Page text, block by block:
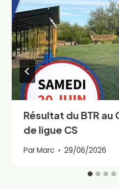
Résultat du BTR
de ligue CS
ParMarc 29/06/2026